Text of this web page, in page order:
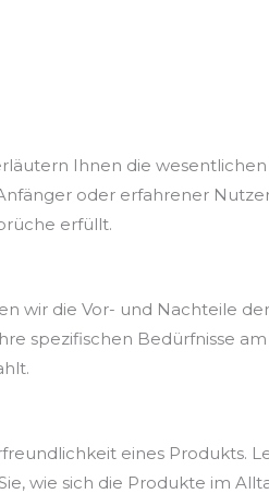
Ihnen die
oder erfahrener
erfüllt.
wir die Vor- und Nachteile
spezifischen Bedürfnisse
eines Produkts.
wie sich die Produkte im